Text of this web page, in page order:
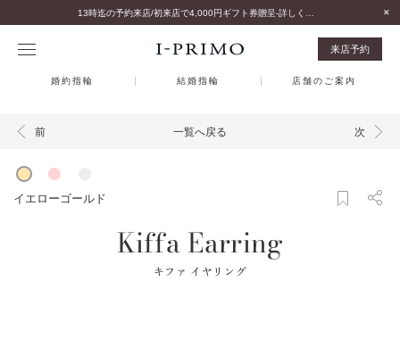
来店予約
婚約指輪 結婚指輪 店舗のご案内
前 一覧へ戻る 次
イエローゴールド
Kiffa Earring
キファ イヤリング